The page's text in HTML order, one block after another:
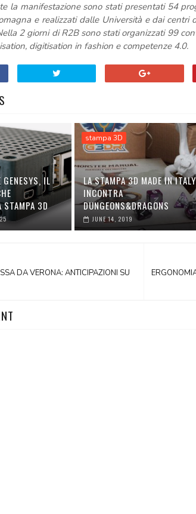
la manifestazione sono stati presentati 54
e realizzati dalle Università e dai centri
2 giorni di R2B sono stati organizzati 99
digitisation in fashion e competenze 4.0.
IL
STAMPA 3D
stampa 3D
LA STAMPA 3D MADE IN ITALY
INCONTRA
DUNGEONS&DRAGONS
JUNE 14, 2019
DA VERONA: ANTICIPAZIONI SU